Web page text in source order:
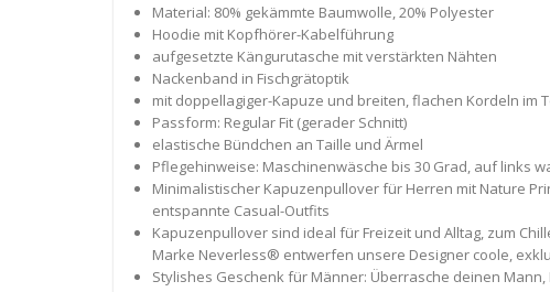
Material: 80% gekämmte Baumwolle, 20% Polyester
Hoodie mit Kopfhörer-Kabelführung
aufgesetzte Kängurutasche mit verstärkten Nähten
Nackenband in Fischgrätoptik
mit doppellagiger-Kapuze und breiten, flachen Kordeln im
Passform: Regular Fit (gerader Schnitt)
elastische Bündchen an Taille und Ärmel
Pflegehinweise: Maschinenwäsche bis 30 Grad, auf links
Minimalistischer Kapuzenpullover für Herren mit Nature
entspannte Casual-Outfits
Kapuzenpullover sind ideal für Freizeit und Alltag, zum
Marke Neverless® entwerfen unsere Designer coole,
Stylishes Geschenk für Männer: Überrasche deinen